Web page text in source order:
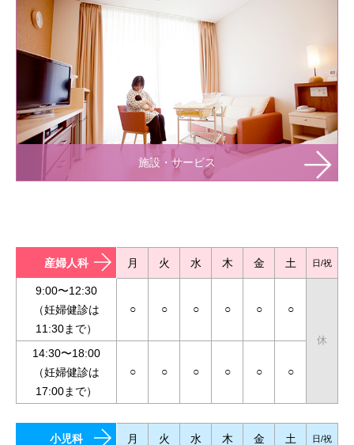
施設・サービス
産婦人科 月 火 水 木 金 土 日/祝
9:00〜12:30
（妊婦健診は
11:30まで）
○ ○ ○ ○ ○ ○
休
14:30〜18:00
（妊婦健診は
17:00まで）
○ ○ ○ ○ ○ ○
小児科 月 火 水 木 金 土 日/祝